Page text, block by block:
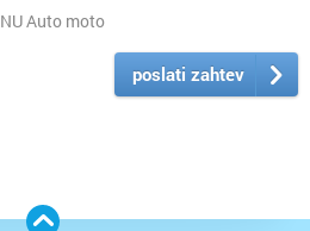
Auto moto
poslati zahtev